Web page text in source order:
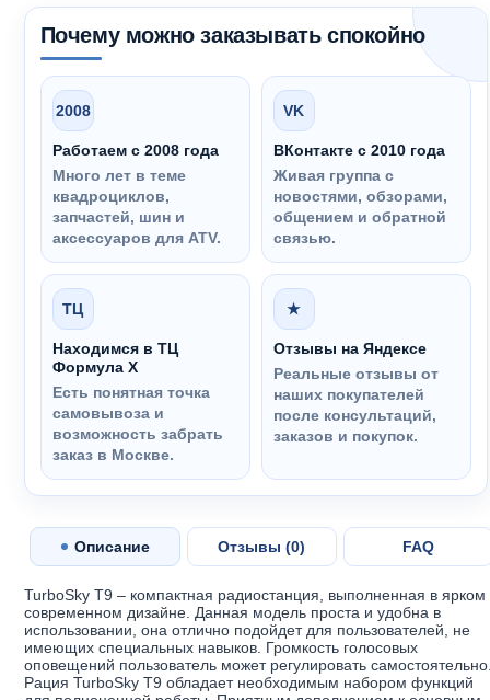
Почему можно заказывать спокойно
2008
Работаем с 2008 года
Много лет в теме
квадроциклов,
запчастей, шин и
аксессуаров для ATV.
VK
ВКонтакте с 2010 года
Живая группа с
новостями, обзорами,
общением и обратной
связью.
ТЦ
Находимся в ТЦ
Формула Х
Есть понятная точка
самовывоза и
возможность забрать
заказ в Москве.
★
Отзывы на Яндексе
Реальные отзывы от
наших покупателей
после консультаций,
заказов и покупок.
Описание Отзывы (0) FAQ
TurboSky T9 – компактная радиостанция, выполненная в ярком
современном дизайне. Данная модель проста и удобна в
использовании, она отлично подойдет для пользователей, не
имеющих специальных навыков. Громкость голосовых
оповещений пользователь может регулировать
Рация TurboSky T9 обладает необходимым набором функций